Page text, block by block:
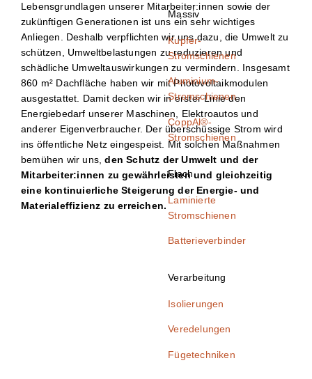
Massiv
Kupfer-
Stromschienen
Aluminium-
Stromschienen
CoppAl®-
Stromschienen
Flach
Laminierte
Stromschienen
Batterieverbinder
Verarbeitung
Isolierungen
Veredelungen
Fügetechniken
Lebensgrundlagen unserer Mitarbeiter:innen sowie der
zukünftigen Generationen ist uns ein sehr wichtiges
Anliegen. Deshalb verpflichten wir uns dazu, die Umwelt zu
schützen, Umweltbelastungen zu reduzieren und
schädliche Umweltauswirkungen zu vermindern. Insgesamt
860 m² Dachfläche haben wir mit Photovoltaikmodulen
ausgestattet. Damit decken wir in erster Linie den
Energiebedarf unserer Maschinen, Elektroautos und
anderer Eigenverbraucher. Der überschüssige Strom wird
ins öffentliche Netz eingespeist. Mit solchen Maßnahmen
bemühen wir uns,den Schutz der Umwelt und der
Mitarbeiter:innen zu gewährleisten und gleichzeitig
eine kontinuierliche Steigerung der Energie- und
Materialeffizienz zu erreichen.